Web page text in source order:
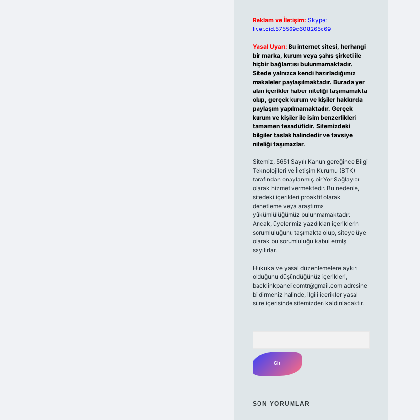
Reklam ve İletişim: Skype:
live:.cid.575569c608265c69
Yasal Uyarı: Bu internet sitesi, herhangi
bir marka, kurum veya şahıs şirketi ile
hiçbir bağlantısı bulunmamaktadır.
Sitede yalnızca kendi hazırladığımız
makaleler paylaşılmaktadır. Burada yer
alan içerikler haber niteliği taşımamakta
olup, gerçek kurum ve kişiler hakkında
paylaşım yapılmamaktadır. Gerçek
kurum ve kişiler ile isim benzerlikleri
tamamen tesadüfidir. Sitemizdeki
bilgiler taslak halindedir ve tavsiye
niteliği taşımazlar.
Sitemiz, 5651 Sayılı Kanun gereğince Bilgi
Teknolojileri ve İletişim Kurumu (BTK)
tarafından onaylanmış bir Yer Sağlayıcı
olarak hizmet vermektedir. Bu nedenle,
sitedeki içerikleri proaktif olarak
denetleme veya araştırma
yükümlülüğümüz bulunmamaktadır.
Ancak, üyelerimiz yazdıkları içeriklerin
sorumluluğunu taşımakta olup, siteye üye
olarak bu sorumluluğu kabul etmiş
sayılırlar.
Hukuka ve yasal düzenlemelere aykırı
olduğunu düşündüğünüz içerikleri,
backlinkpanelicomtr@gmail.comadresine
bildirmeniz halinde, ilgili içerikler yasal
süre içerisinde sitemizden kaldırılacaktır.
SON YORUMLAR